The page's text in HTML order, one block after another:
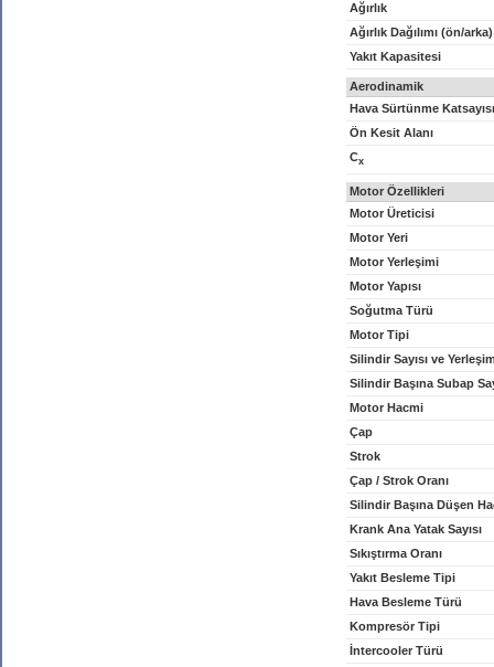
Ağırlık
Ağırlık Dağılımı (ön/arka)
Yakıt Kapasitesi
Aerodinamik
Hava Sürtünme Katsayısı
Ön Kesit Alanı
Cx
Motor Özellikleri
Motor Üreticisi
Motor Yeri
Motor Yerleşimi
Motor Yapısı
Soğutma Türü
Motor Tipi
Silindir Sayısı ve
Silindir Başına Subap
Motor Hacmi
Çap
Strok
Çap / Strok Oranı
Silindir Başına Düşen
Krank Ana Yatak Sayısı
Sıkıştırma Oranı
Yakıt Besleme Tipi
Hava Besleme Türü
Kompresör Tipi
İntercooler Türü